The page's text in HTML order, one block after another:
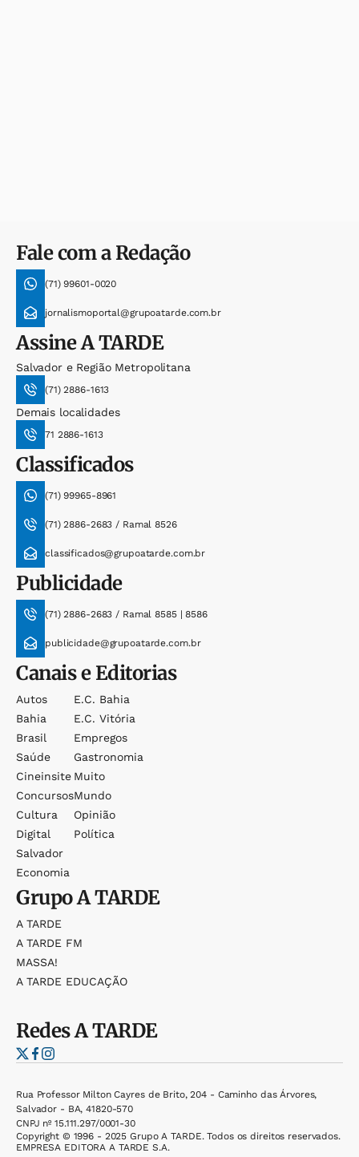
Fale com a Redação
(71) 99601-0020
jornalismoportal@grupoatarde.com.br
AssineA TARDE
Salvador e Região Metropolitana
(71) 2886-1613
Demais localidades
71 2886-1613
Classificados
(71) 99965-8961
(71) 2886-2683 / Ramal 8526
classificados@grupoatarde.com.br
Publicidade
(71) 2886-2683 / Ramal 8585 | 8586
publicidade@grupoatarde.com.br
Canais e Editorias
Autos
Bahia
Brasil
Saúde
Cineinsite
Concursos
Cultura
Digital
Salvador
Economia
E.c. Bahia
E.c. Vitória
Empregos
Gastronomia
Muito
Mundo
Opinião
Política
GrupoA TARDE
A TARDE
A TARDE FM
MASSA!
A TARDE EDUCAÇÃO
RedesA TARDE
Rua Professor Milton Cayres de Brito, 204 - Caminho das Árvores,
Salvador - BA, 41820-570
CNPJ nº 15.111.297/0001-30
Copyright © 1996 - 2025 Grupo A TARDE. Todos os direitos reservados.
EMPRESA EDITORA A TARDE S.A.